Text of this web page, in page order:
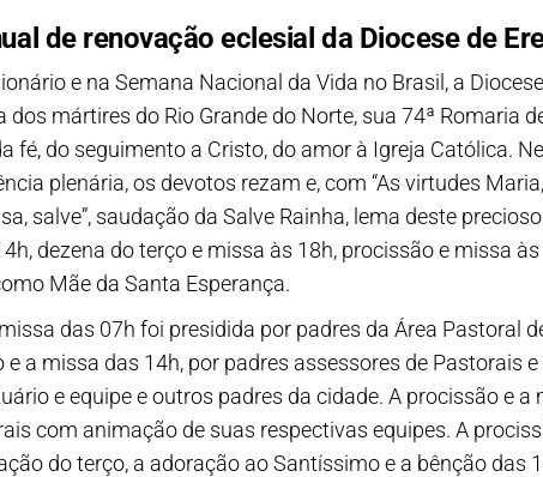
de renovação eclesial da Diocese de
e na Semana Nacional da Vida no Brasil, a
mártires do Rio Grande do Norte, sua 74ª Romaria
fé, do seguimento a Cristo, do amor à Igreja Católica.
plenária, os devotos rezam e, com “As virtudes
salve”, saudação da Salve Rainha, lema deste
dezena do terço e missa às 18h, procissão e missa
Mãe da Santa Esperança.
das 07h foi presidida por padres da Área Pastoral
a missa das 14h, por padres assessores de Pastorais
e equipe e outros padres da cidade. A procissão e
com animação de suas respectivas equipes. A
do terço, a adoração ao Santíssimo e a bênção das